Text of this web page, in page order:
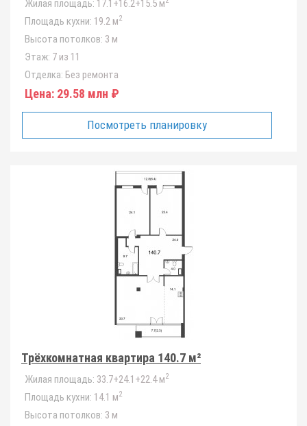
Жилая площадь: 17.1+16.2+15.5 м
Площадь кухни: 19.2 м2
Высота потолков: 3 м
Этаж: 7 из 11
Отделка: Без ремонта
Цена: 29.58 млн ₽
Посмотреть планировку
Трёхкомнатная квартира 140.7 м²
Жилая площадь: 33.7+24.1+22.4 м2
Площадь кухни: 14.1 м2
Высота потолков: 3 м